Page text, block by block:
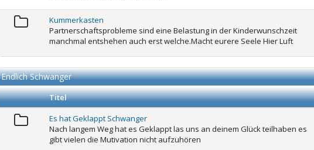
Kummerkasten
Partnerschaftsprobleme sind eine Belastung in der Kinderwunschzeit
manchmal entshehen auch erst welche.Macht eurere Seele Hier Luft
Endlich Schwanger
Titel
Es hat Geklappt Schwanger
Nach langem Weg hat es Geklappt las uns an deinem Glück teilhaben es
gibt vielen die Mutivation nicht aufzuhören